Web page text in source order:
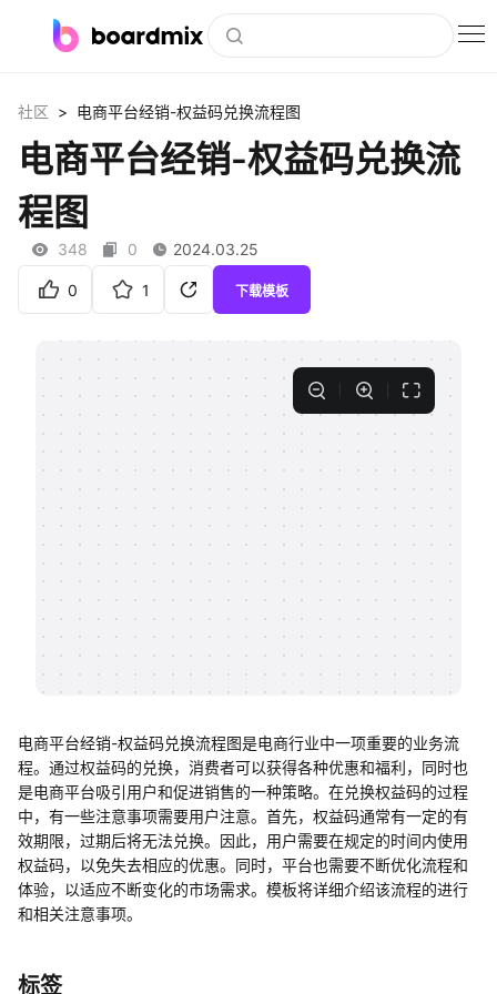
社区资源
会员
企业服务
客户案例
支持
知识分享社区
社区 > 电商平台经销-权益码兑换流程图
电商平台经销-权益码兑换流
程图
348 0 2024.03.25
0 1 下载模板
电商平台经销-权益码兑换流程图是电商行业中一项重要的业务流
程。通过权益码的兑换，消费者可以获得各种优惠和福利，同时也
是电商平台吸引用户和促进销售的一种策略。在兑换权益码的过程
中，有一些注意事项需要用户注意。首先，权益码通常有一定的有
效期限，过期后将无法兑换。因此，用户需要在规定的时间内使用
权益码，以免失去相应的优惠。同时，平台也需要不断优化流程和
体验，以适应不断变化的市场需求。模板将详细介绍该流程的进行
和相关注意事项。
标签